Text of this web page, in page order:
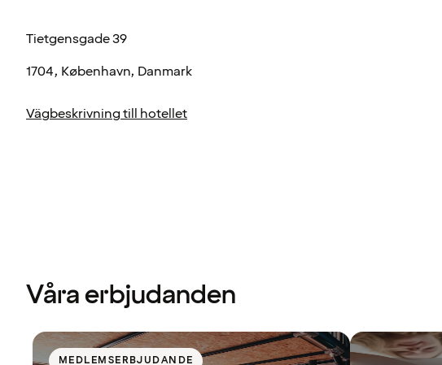
Tietgensgade 39
1704, København, Danmark
Vägbeskrivning till hotellet
Våra erbjudanden
MEDLEMSERBJUDANDE